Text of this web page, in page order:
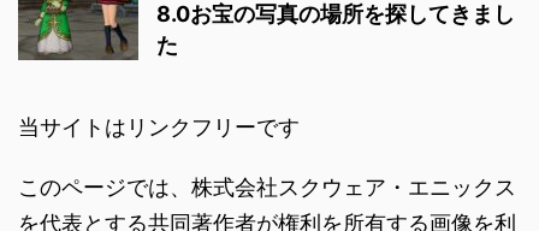
8.0お宝の写真の場所を探してきまし
た
当サイトはリンクフリーです
このページでは、株式会社スクウェア・エニックス
を代表とする共同著作者が権利を所有する画像を利